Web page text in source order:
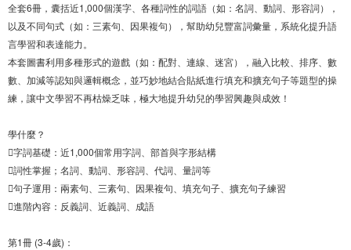
全套6冊，囊括近1,000個漢字、各種詞性的詞語（如：名詞、動詞、形容詞），
以及不同句式（如：三素句、因果複句），幫助幼兒豐富詞彙量，系統化提升語
言學習和表達能力。
本套圖書利用多種形式的遊戲（如：配對、連線、迷宮），融入比較、排序、數
數、加減等認知與邏輯概念，並巧妙地結合貼紙進行填充和擴充句子等題型的操
練，讓中文學習不再枯燥乏味，極大地提升幼兒的學習興趣與成效！
學什麼？
字詞基礎：近1,000個常用字詞、部首與字形結構
詞性掌握；名詞、動詞、形容詞、代詞、量詞等
句子運用：兩素句、三素句、因果複句、填充句子、擴充句子練習
進階內容：反義詞、近義詞、成語
第1冊 (3-4歲)：